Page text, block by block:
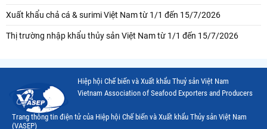
Xuất khẩu chả cá & surimi Việt Nam từ 1/1 đến 15/7/2026
Thị trường nhập khẩu thủy sản Việt Nam từ 1/1 đến 15/7/2026
Hiệp hội Chế biến và Xuất khẩu Thuỷ sản Việt Nam
Vietnam Association of Seafood Exporters and Producers
Trang thông tin điện tử của Hiệp hội Chế biến và Xuất khẩu Thủy sản Việt Nam
(VASEP)